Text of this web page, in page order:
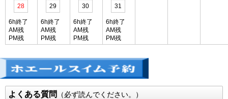
28
6h終了
AM残
PM残
29
6h終了
AM残
PM残
30
6h終了
AM残
PM残
31
6h終了
AM残
PM残
よくある質問 （必ず読んでください。）